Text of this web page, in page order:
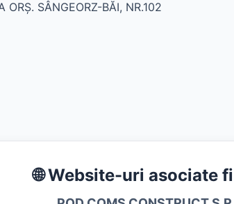
SÂNGEORZ-BĂI, NR.102
🌐 Website-uri asociate